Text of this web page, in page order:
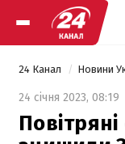
24 Канал Новини
24 січня 2023, 08:19